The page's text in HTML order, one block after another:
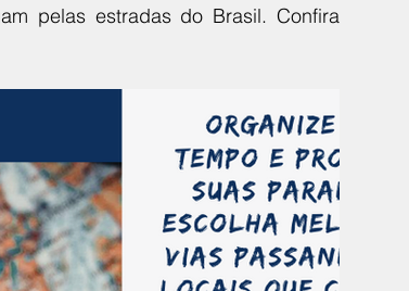
pelas estradas do Brasil. Confira